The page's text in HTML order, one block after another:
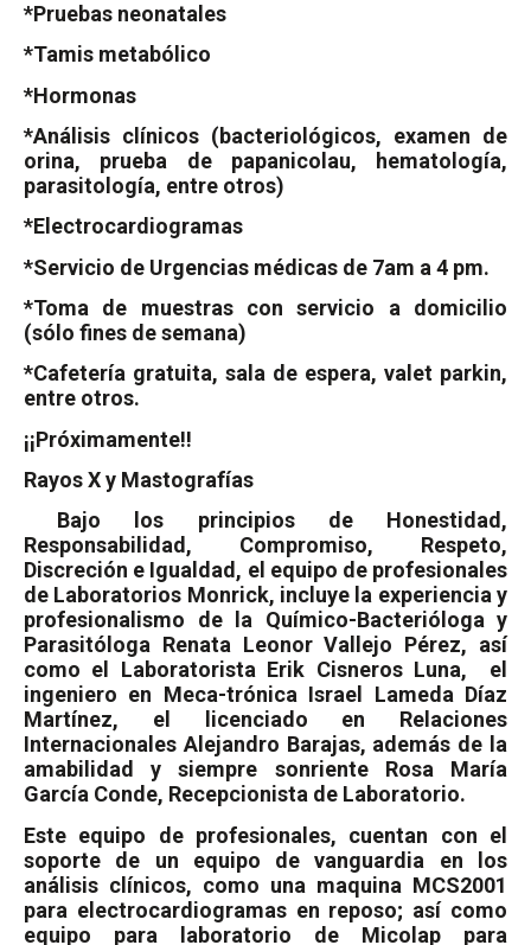
*Pruebas neonatales
*Tamis metabólico
*Hormonas
*Análisis clínicos (bacteriológicos, examen de
orina, prueba de papanicolau, hematología,
parasitología, entre otros)
*Electrocardiogramas
*Servicio de Urgencias médicas de 7am a 4 pm.
*Toma de muestras con servicio a domicilio
(sólo fines de semana)
*Cafetería gratuita, sala de espera, valet parkin,
entre otros.
¡¡Próximamente!!
Rayos X y Mastografías
Bajo los principios de Honestidad,
Responsabilidad, Compromiso, Respeto,
Discreción e Igualdad, el equipo de profesionales
de Laboratorios Monrick, incluye la experiencia y
profesionalismo de la Químico-Bacterióloga y
Parasitóloga Renata Leonor Vallejo Pérez, así
como el Laboratorista Erik Cisneros Luna,
el
ingeniero en Meca-trónica Israel Lameda Díaz
Martínez, el licenciado en Relaciones
Internacionales Alejandro Barajas, además de la
amabilidad y siempre sonriente Rosa María
García Conde, Recepcionista de Laboratorio.
Este equipo de profesionales, cuentan con el
soporte de un equipo de vanguardia en los
análisis clínicos, como una maquina MCS2001
para electrocardiogramas en reposo; así como
equipo para laboratorio de Micolap para